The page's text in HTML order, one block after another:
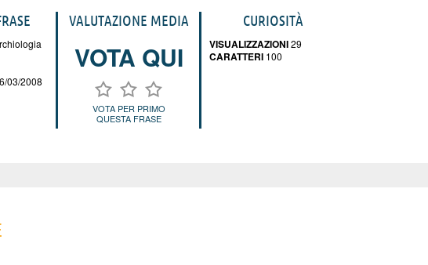
03/2008
VALUTAZIONE MEDIA
VOTA QUI
VOTA PER PRIMO
QUESTA FRASE
CURIOSITÀ
VISUALIZZAZIONI29
CARATTERI 100